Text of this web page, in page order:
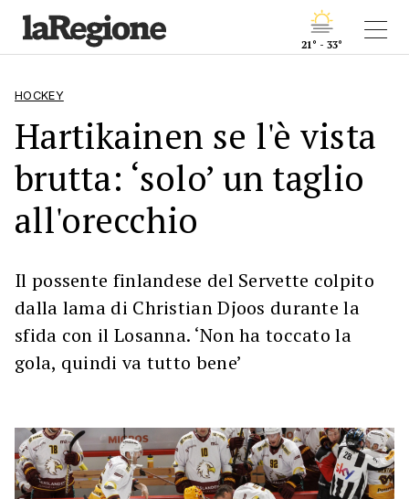
21° - 33°
HOCKEY
Hartikainen se l'è vista
brutta: ‘solo’ un taglio
all'orecchio
Il possente finlandese del Servette colpito
dalla lama di Christian Djoos durante la
sfida con il Losanna. ‘Non ha toccato la
gola, quindi va tutto bene’